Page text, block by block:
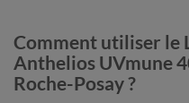
Comment utiliser le
Anthelios UVmune
Roche-Posay ?